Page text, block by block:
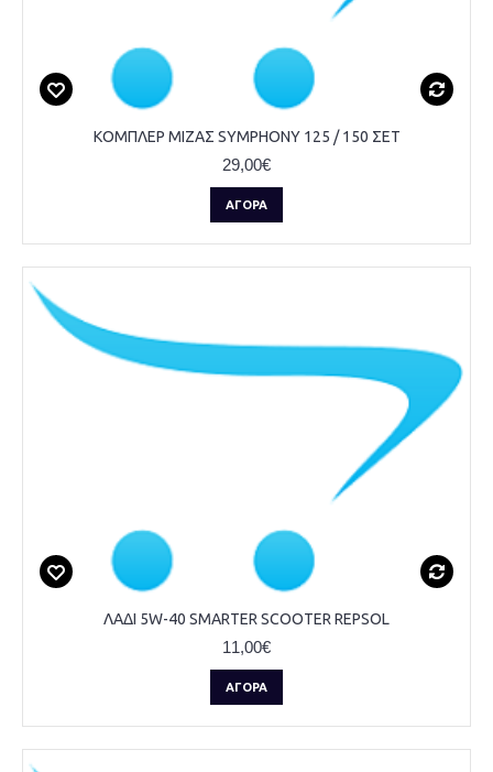
ΚΟΜΠΛΕΡ ΜΙΖΑΣ SYMPHONY 125 / 150 ΣΕΤ
29,00€
ΑΓΟΡΆ
ΛΑΔΙ 5W-40 SMARTER SCOOTER REPSOL
11,00€
ΑΓΟΡΆ